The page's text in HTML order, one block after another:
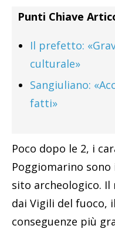
Punti Chiave
Il prefetto:
culturale»
Sangiuliano:
fatti»
Poco dopo le 2, i
Poggiomarino
sito archeologico.
dai Vigili del fuoco,
conseguenze più